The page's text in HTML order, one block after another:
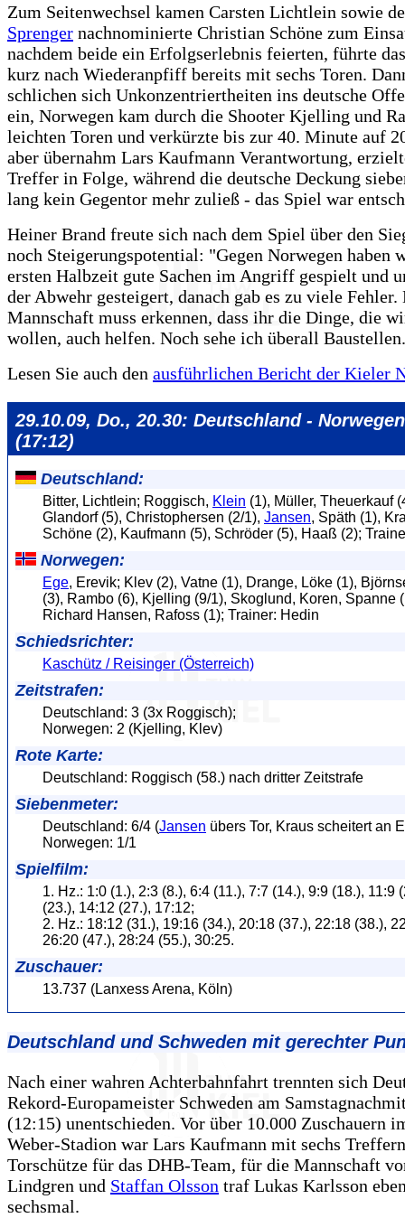
Zum Seitenwechsel kamen Carsten Lichtlein sowie
Sprenger nachnominierte Christian Schöne zum
nachdem beide ein Erfolgserlebnis feierten, führte
kurz nach Wiederanpfiff bereits mit sechs Toren.
schlichen sich Unkonzentriertheiten ins deutsche
ein, Norwegen kam durch die Shooter Kjelling und
leichten Toren und verkürzte bis zur 40. Minute auf
aber übernahm Lars Kaufmann Verantwortung,
Treffer in Folge, während die deutsche Deckung
lang kein Gegentor mehr zuließ - das Spiel war
Heiner Brand freute sich nach dem Spiel über den
noch Steigerungspotential: "Gegen Norwegen haben
ersten Halbzeit gute Sachen im Angriff gespielt und
der Abwehr gesteigert, danach gab es zu viele Fehler.
Mannschaft muss erkennen, dass ihr die Dinge, die
wollen, auch helfen. Noch sehe ich überall
Lesen Sie auch den ausführlichen Bericht der Kieler
29.10.09, Do., 20.30: Deutschland -
(17:12)
Deutschland:
Bitter, Lichtlein; Roggisch, Klein (1), Müller, Theuerkauf
Glandorf (5), Christophersen (2/1), Jansen, Späth (1),
Schöne (2), Kaufmann (5), Schröder (5), Haaß (2);
Norwegen:
Ege, Erevik; Klev (2), Vatne (1), Drange, Löke (1),
(3), Rambo (6), Kjelling (9/1), Skoglund, Koren, Spanne
Richard Hansen, Rafoss (1); Trainer: Hedin
Schiedsrichter:
Kaschütz / Reisinger (Österreich)
Zeitstrafen:
Deutschland: 3 (3x Roggisch);
Norwegen: 2 (Kjelling, Klev)
Rote Karte:
Deutschland: Roggisch (58.) nach dritter Zeitstrafe
Siebenmeter:
Deutschland: 6/4 (Jansen übers Tor, Kraus scheitert an
Norwegen: 1/1
Spielfilm:
1. Hz.: 1:0 (1.), 2:3 (8.), 6:4 (11.), 7:7 (14.), 9:9 (18.), 11:9
(23.), 14:12 (27.), 17:12;
2. Hz.: 18:12 (31.), 19:16 (34.), 20:18 (37.), 22:18 (38.),
26:20 (47.), 28:24 (55.), 30:25.
Zuschauer:
13.737 (Lanxess Arena, Köln)
Deutschland und Schweden mit gerechter
Nach einer wahren Achterbahnfahrt trennten sich
Rekord-Europameister Schweden am
(12:15) unentschieden. Vor über 10.000 Zuschauern
Weber-Stadion war Lars Kaufmann mit sechs
Torschütze für das DHB-Team, für die Mannschaft
Lindgren und Staffan Olsson traf Lukas Karlsson
sechsmal.